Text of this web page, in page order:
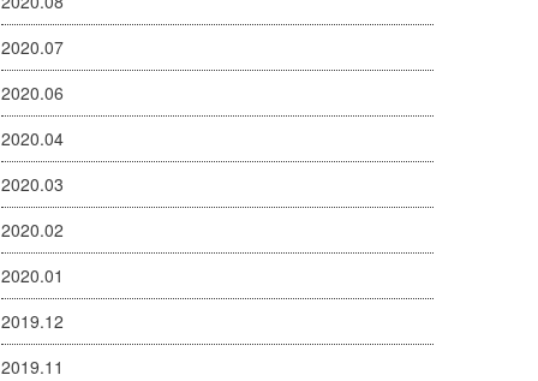
2020.07
2020.06
2020.04
2020.03
2020.02
2020.01
2019.12
2019.11